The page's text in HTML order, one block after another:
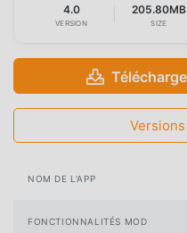
4.0
VERSION
205.80MB
SIZE
NOM DE L'APP
FONCTIONNALITÉS MOD